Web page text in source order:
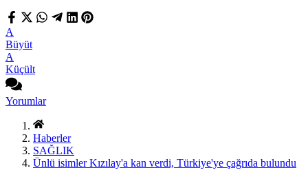
A
Büyüt
A
Küçült
Yorumlar
Haberler
SAĞLIK
Ünlü isimler Kızılay'a kan verdi, Türkiye'ye çağrıda bulundu